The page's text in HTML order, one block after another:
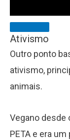
Ativismo
Outro ponto
ativismo,
animais.
Vegano desde
PETA e era